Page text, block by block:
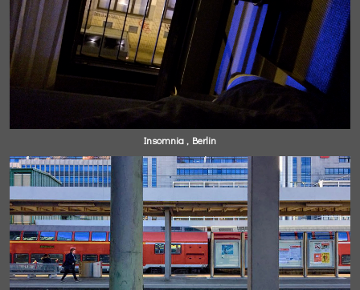
Insomnia , Berlin